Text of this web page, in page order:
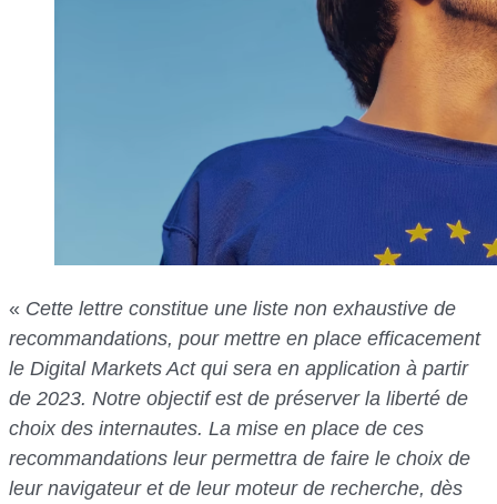
« Cette lettre constitue une liste non exhaustive de
recommandations, pour mettre en place efficacement
le Digital Markets Act qui sera en application à partir
de 2023. Notre objectif est de préserver la liberté de
choix des internautes. La mise en place de ces
recommandations leur permettra de faire le choix de
leur navigateur et de leur moteur de recherche, dès